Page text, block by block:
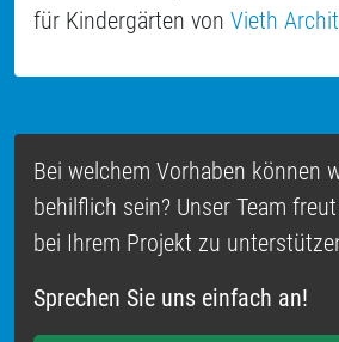
für Kindergärten von Vieth
Bei welchem Vorhaben können
behilflich sein? Unser Team
bei Ihrem Projekt zu
Sprechen Sie uns einfach an!